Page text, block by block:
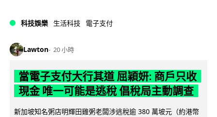
科技娛樂 生活科技 電子支付
Lawton 20 小時
當電子支付大行其道 屈穎妍: 商戶只收
現金 唯一可能是逃稅 倡稅局主動調查
新加坡知名粥店明輝田雞粥老闆涉逃稅逾 380 萬坡元（約港幣